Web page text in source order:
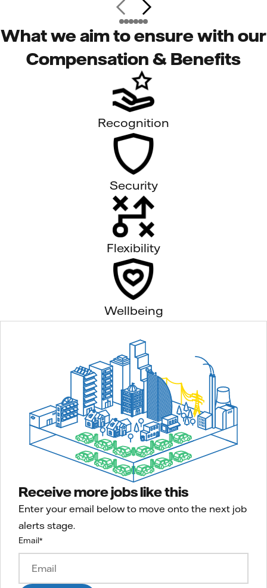
What we aim to ensure with our
Compensation & Benefits
Recognition
Security
Flexibility
Wellbeing
Receive more jobs like this
Enter your email below to move onto the next job
alerts stage.
Email*